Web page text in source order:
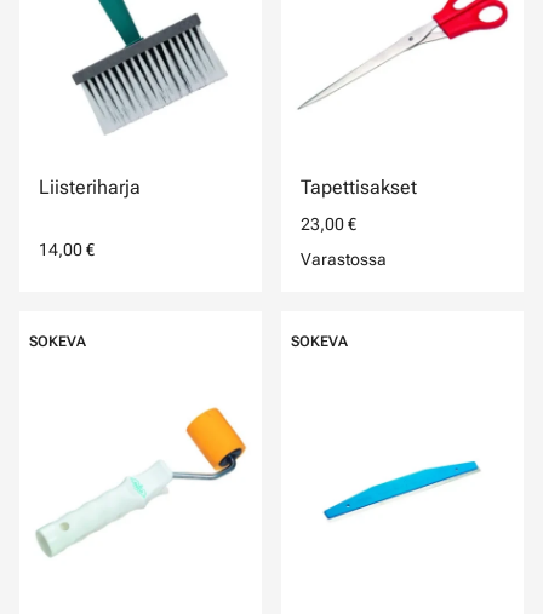
Liisteriharja
14,00 €
Tapettisakset
23,00 €
Varastossa
SOKEVA SOKEVA